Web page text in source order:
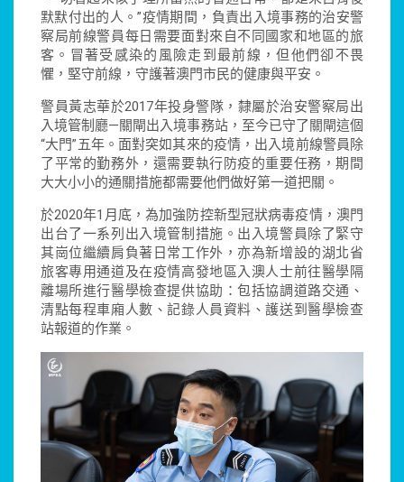
默默付出的人。”疫情期間，負責出入境事務的治安警
察局前線警員每日需要面對來自不同國家和地區的旅
客。冒著受感染的風險走到最前線，但他們卻不畏
懼，堅守前線，守護著澳門市民的健康與平安。
警員黃志華於2017年投身警隊，隸屬於治安警察局出
入境管制廳—關閘出入境事務站，至今已守了關閘這個
“大門”五年。面對突如其來的疫情，出入境前線警員除
了平常的勤務外，還需要執行防疫的重要任務，期間
大大小小的通關措施都需要他們做好第一道把關。
於2020年1月底，為加強防控新型冠狀病毒疫情，澳門
出台了一系列出入境管制措施。出入境警員除了緊守
其崗位繼續肩負著日常工作外，亦為新增設的湖北省
旅客專用通道及在疫情高發地區入澳人士前往醫學隔
離場所進行醫學檢查提供協助：包括協調道路交通、
清點每程車廂人數、記錄人員資料、護送到醫學檢查
站報道的作業。